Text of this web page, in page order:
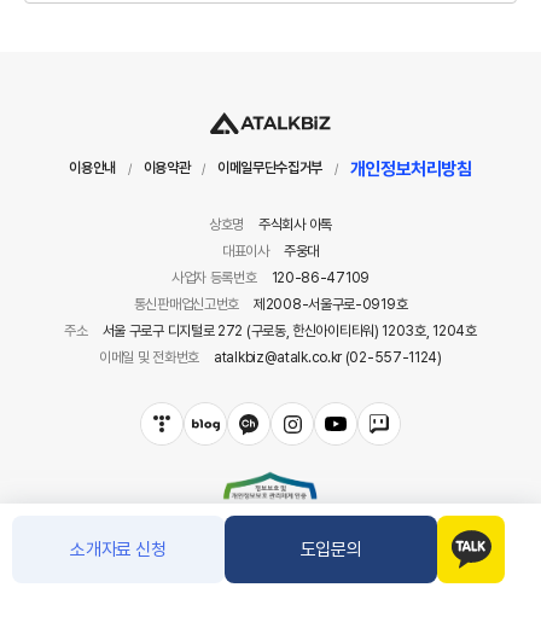
소개자료 신청 도입문의
이용안내 / 이용약관 / 이메일무단수집거부 / 개인정보처리방침
상호명
주식회사 아톡
대표이사
주웅대
사업자 등록번호
120-86-47109
통신판매업신고번호
제2008-서울구로-0919호
주소
서울 구로구 디지털로 272 (구로동, 한신아이티타워) 1203호, 1204호
이메일 및 전화번호
atalkbiz@atalk.co.kr (02-557-1124)